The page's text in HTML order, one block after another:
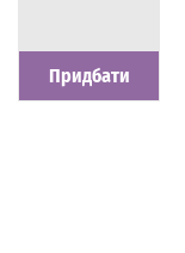
Наявність
Є в наявності
Придбати